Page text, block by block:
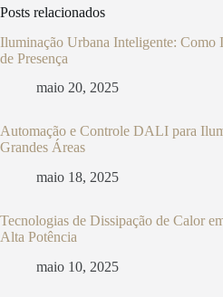
Posts relacionados
Iluminação Urbana Inteligente: Como
de Presença
maio 20, 2025
Automação e Controle DALI para
Grandes Áreas
maio 18, 2025
Tecnologias de Dissipação de Calor
Alta Potência
maio 10, 2025